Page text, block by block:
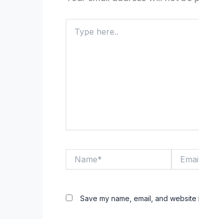
here..
Save my name, email, and